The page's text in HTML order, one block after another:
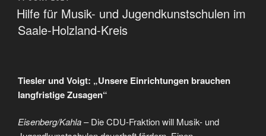
AM
Hilfe für Musik- und Jugendkunstschulen im
Saale-Holzland-Kreis
Tiesler und Voigt: „Unsere Einrichtungen brauchen
langfristige Zusagen“
Eisenberg/Kahla– Die CDU-Fraktion will Musik- und